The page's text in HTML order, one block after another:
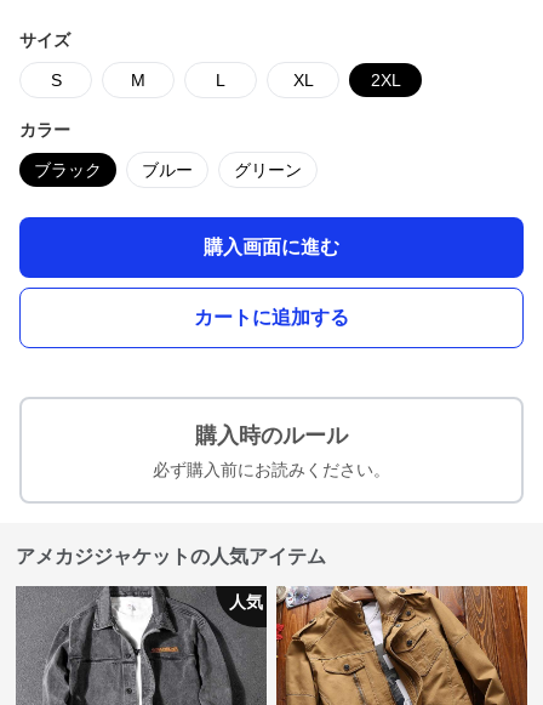
サイズ
S M L XL 2XL
カラー
ブラック ブルー グリーン
購入画面に進む
カートに追加する
購入時のルール
必ず購入前にお読みください。
アメカジジャケットの人気アイテム
人気